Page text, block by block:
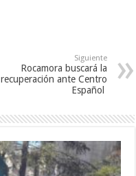
Siguiente
Rocamora buscará la
recuperación ante Centro
Español